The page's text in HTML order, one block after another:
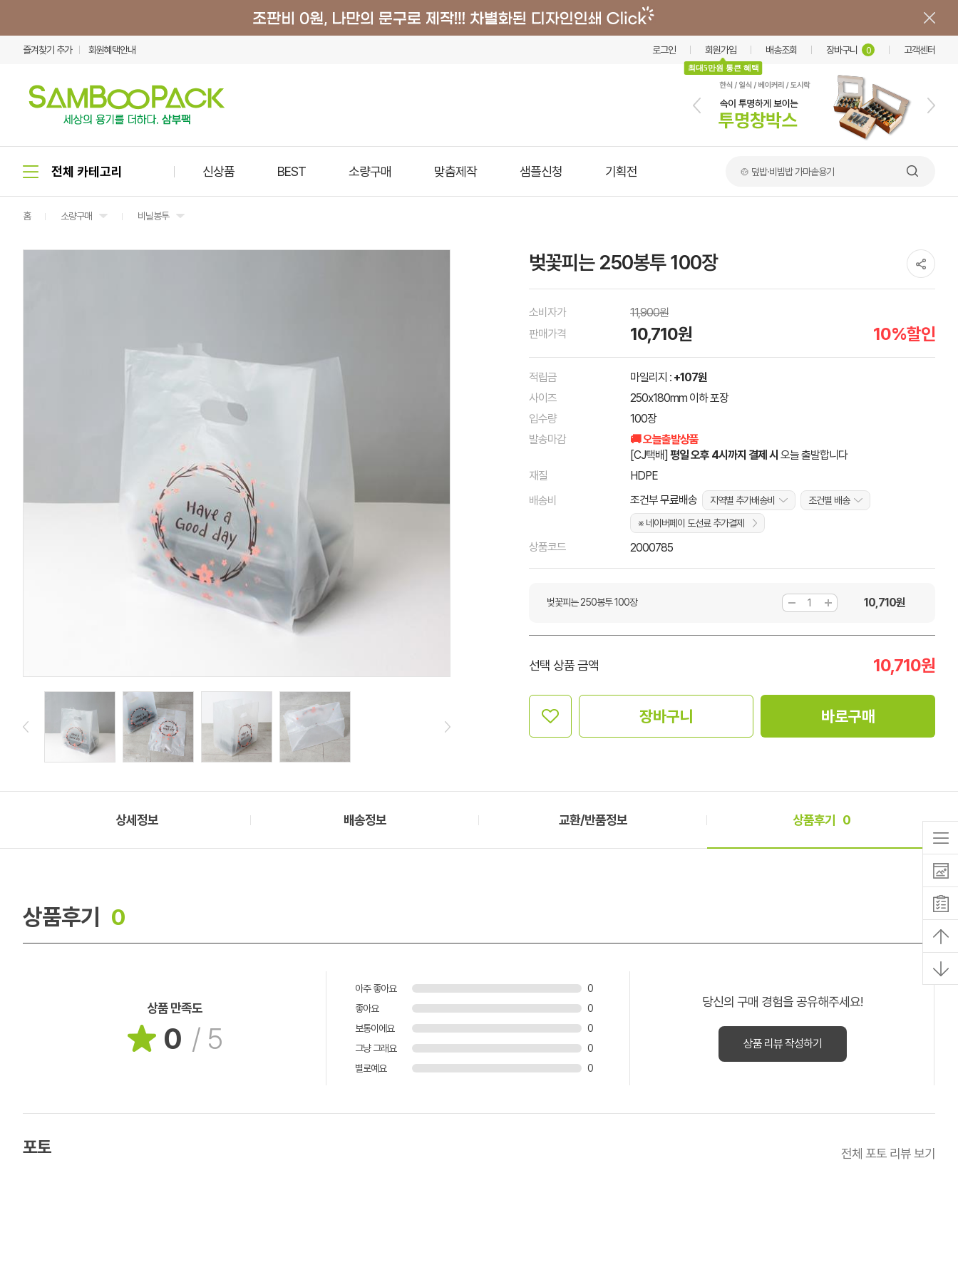
즐겨찾기 추가 회원혜택안내 로그인 회원가입
최대5만원 통큰 혜택
배송조회 장바구니 0 고객센터
신상품 BEST 소량구매 맞춤제작 샘플신청 기획전 🍲 덮밥·비빔밥 가마솥용기
홈 소량구매 비닐봉투
벚꽃피는 250봉투 100장
소비자가
11,900원
판매가격
10,710원 10%할인
적립금 마일리지 : +107원
사이즈
250x180mm 이하 포장
입수량
100장
발송마감
🚚 오늘출발상품
[CJ택배] 평일 오후 4시까지 결제 시 오늘 출발합니다
재질
HDPE
배송비
조건부 무료배송 지역별 추가배송비
조건별 배송
※ 네이버페이 도선료 추가결제
상품코드 2000785
벚꽃피는 250봉투 100장 10,710원
선택 상품 금액 10,710원
장바구니 바로구매
상세정보 배송정보 교환/반품정보 상품후기 0
상품후기 0
상품 만족도
0 / 5
아주 좋아요
0
좋아요
0
보통이에요
0
그냥 그래요
0
별로예요
0
당신의 구매 경험을 공유해주세요!
상품 리뷰 작성하기
포토 전체 포토 리뷰 보기